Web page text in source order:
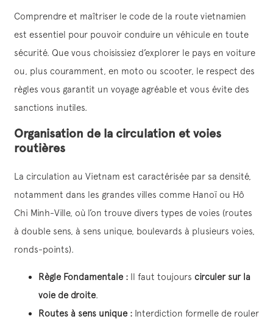
Comprendre et maîtriser le code de la route vietnamien
est essentiel pour pouvoir conduire un véhicule en toute
sécurité. Que vous choisissiez d’explorer le pays en voiture
ou, plus couramment, en moto ou scooter, le respect des
règles vous garantit un voyage agréable et vous évite des
sanctions inutiles.
Organisation de la circulation et voies
routières
La circulation au Vietnam est caractérisée par sa densité,
notamment dans les grandes villes comme Hanoï ou Hô
Chi Minh-Ville, où l’on trouve divers types de voies (routes
à double sens, à sens unique, boulevards à plusieurs voies,
ronds-points).
Règle Fondamentale : Il faut toujours circuler sur la
voie de droite.
Routes à sens unique : Interdiction formelle de rouler